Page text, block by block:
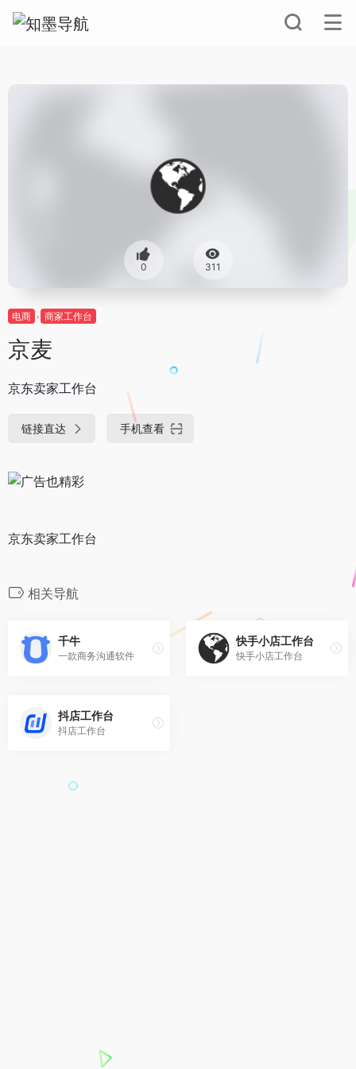
0 311
电商 商家工作台
京麦
京东卖家工作台
链接直达 手机查看
京东卖家工作台
相关导航
千牛
一款商务沟通软件
快手小店工作台
快手小店工作台
抖店工作台
抖店工作台